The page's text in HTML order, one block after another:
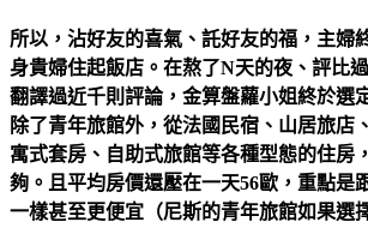
所以，沾好友的喜氣、託好友的福，主婦
身貴婦住起飯店。在熬了N天的夜、評比
翻譯過近千則評論，金算盤蘿小姐終於選
除了青年旅館外，從法國民宿、山居旅店
寓式套房、自助式旅館等各種型態的住房
夠。且平均房價還壓在一天56歐，重點是
一樣甚至更便宜（尼斯的青年旅館如果選